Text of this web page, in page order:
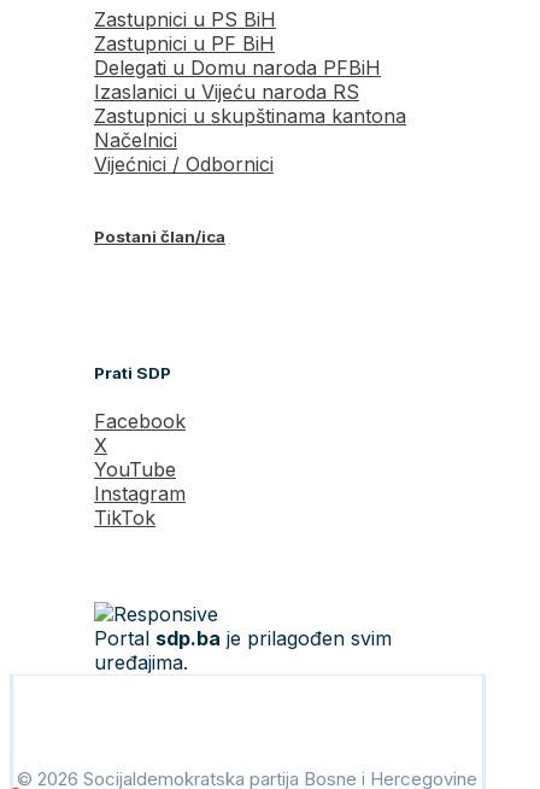
Zastupnici u PS BiH
Zastupnici u PF BiH
Delegati u Domu naroda PFBiH
Izaslanici u Vijeću naroda RS
Zastupnici u skupštinama kantona
Načelnici
Vijećnici / Odbornici
Postani član/ica
Prati SDP
Facebook
X
YouTube
Instagram
TikTok
Portal sdp.ba je prilagođen svim
uređajima.
© 2026 Socijaldemokratska partija Bosne i Hercegovine